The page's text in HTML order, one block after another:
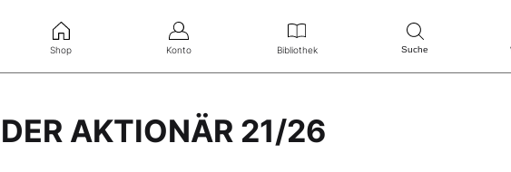
Shop Konto Bibliothek Suche
DER AKTIONÄR 21/26